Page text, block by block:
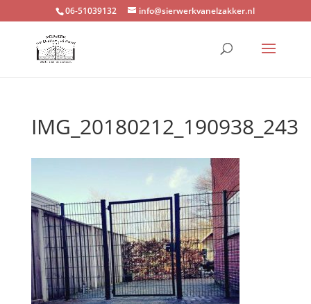
06-51039132 info@sierwerkvanelzakker.nl
IMG_20180212_190938_243